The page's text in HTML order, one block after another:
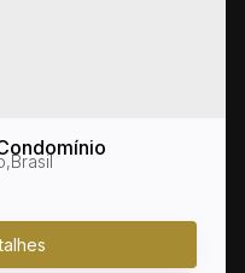
,Brasil